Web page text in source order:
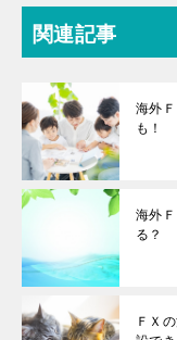
関連記事
海外
も！
海外
る？
ＦＸ